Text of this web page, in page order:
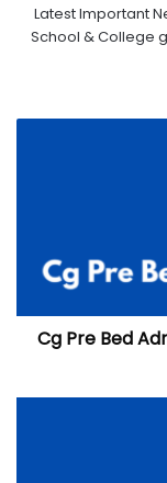
Latest Important
School & College
Cg Pre Bed